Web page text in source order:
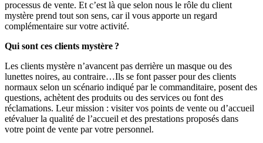
processus de vente. Et c’est là que selon nous le rôle du client
mystère prend tout son sens, car il vous apporte un regard
complémentaire sur votre activité.
Qui sont ces clients mystère ?
Les clients mystère n’avancent pas derrière un masque ou des
lunettes noires, au contraire…Ils se font passer pour des clients
normaux selon un scénario indiqué par le commanditaire, posent des
questions, achètent des produits ou des services ou font des
réclamations. Leur mission : visiter vos points de vente ou d’accueil
etévaluer la qualité de l’accueil et des prestations proposés dans
votre point de vente par votre personnel.